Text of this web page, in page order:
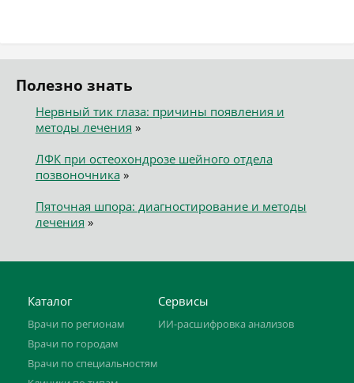
Полезно знать
Нервный тик глаза: причины появления и
методы лечения »
ЛФК при остеохондрозе шейного отдела
позвоночника»
Пяточная шпора: диагностирование и методы
лечения »
Каталог
Врачи по регионам
Врачи по городам
Врачи по специальностям
Сервисы
ИИ-расшифровка анализов